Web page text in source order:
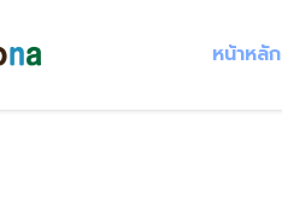
หน้าหลัก